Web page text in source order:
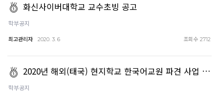
화신사이버대학교 교수초빙 공고
학부공지
최고관리자 2020. 3. 6 조회수 2712
2020년 해외(태국) 현지학교 한국어교원 파견 사업 …
학부공지